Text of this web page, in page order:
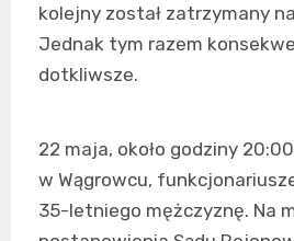
kolejny został zatrzymany
Jednak tym razem
dotkliwsze.
22 maja, około godziny
w Wągrowcu,
35-letniego mężczyznę. Na